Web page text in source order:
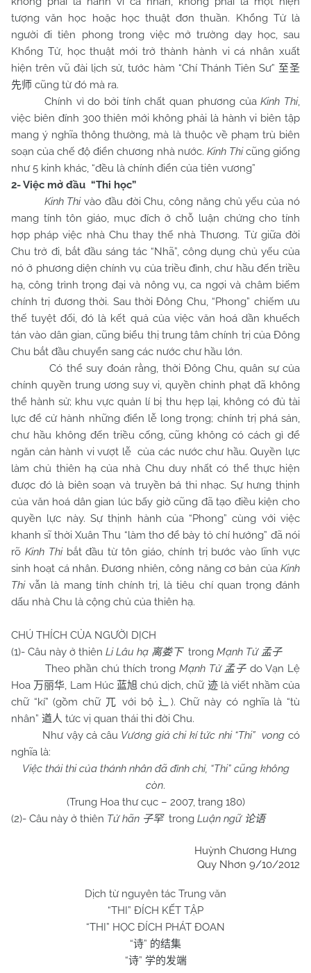
tượng văn học hoặc học thuật đơn thuần. Khổng Tử là
người đi tiên phong trong việc mở trường dạy học, sau
Khổng Tử, học thuật mới trở thành hành vi cá nhân xuất
hiện trên vũ đài lịch sử, tước hàm “Chí Thánh Tiên Sư” 至圣
先师 cũng từ đó mà ra.
Chính vì do bởi tính chất quan phương củaKinh Thi,
việc biên đính 300 thiên mới không phải là hành vi biên tập
mang ý nghĩa thông thường, mà là thuộc về phạm trù biên
soạn của chế độ điển chương nhà nước. Kinh Thicũng giống
như 5 kinh khác, “đều là chính điển của tiên vương”
2- Việc mở đầu “Thi học”
Kinh Thivào đầu đời Chu, công năng chủ yếu của nó
mang tính tôn giáo, mục đích ở chỗ luận chứng cho tính
hợp pháp việc nhà Chu thay thế nhà Thương. Từ giữa đời
Chu trở đi, bắt đầu sáng tác “Nhã”, công dụng chủ yếu của
nó ở phương diện chính vụ của triều đình, chư hầu đến triều
hạ, công trình trọng đại và nông vụ, ca ngợi và châm biếm
chính trị đương thời. Sau thời Đông Chu, “Phong” chiếm ưu
thế tuyệt đối, đó là kết quả của việc văn hoá dần khuếch
tán vào dân gian, cũng biểu thị trung tâm chính trị của Đông
Chu bắt đầu chuyển sang các nước chư hầu lớn.
Có thể suy đoán rằng, thời Đông Chu, quân sự của
chính quyền trung ương suy vi, quyền chinh phạt đã không
thể hành sử; khu vực quản lí bị thu hẹp lại, không có đủ tài
lực để cử hành những điển lễ long trọng; chính trị phá sản,
chư hầu không đến triều cống, cũng không có cách gì để
ngăn cản hành vi vượt lễ của các nước chư hầu. Quyền lực
làm chủ thiên hạ của nhà Chu duy nhất có thể thực hiện
được đó là biên soạn và truyền bá thi nhạc. Sự hưng thịnh
của văn hoá dân gian lúc bấy giờ cũng đã tạo điều kiện cho
quyền lực này. Sự thịnh hành của “Phong” cùng với việc
khanh sĩ thời Xuân Thu “làm thơ để bày tỏ chí hướng” đã nói
rõ Kinh Thibắt đầu từ tôn giáo, chính trị bước vào lĩnh vực
sinh hoạt cá nhân. Đương nhiên, công năng cơ bản của Kinh
Thivẫn là mang tính chính trị, là tiêu chí quan trọng đánh
dấu nhà Chu là cộng chủ của thiên hạ.
CHÚ THÍCH CỦA NGƯỜI DỊCH
(1)- Câu này ở thiên Li Lâu hạ 离娄下trong Mạnh Tử 孟子
Theo phần chú thích trong Mạnh Tử 孟子 do Vạn Lệ
Hoa 万丽华, Lam Húc 蓝旭 chú dịch, chữ 迹là viết nhầm của
chữ “kí” (gồm chữ 兀 với bộ 辶 ). Chữ này có nghĩa là “tù
nhân” 遒人 tức vị quan thái thi đời Chu.
Như vậy cả câu Vương giả chi kí tức nhi “Thi” vong có
nghĩa là:
Việc thái thi của thánh nhân đã đình chỉ, “Thi” cũng không
còn.
(Trung Hoa thư cục – 2007, trang 180)
(2)- Câu này ở thiên Tử hãn 子罕trong Luận ngữ 论语
Huỳnh Chương Hưng
Quy Nhơn 9/10/2012
Dịch từ nguyên tác Trung văn
“THI” ĐÍCH KẾT TẬP
“THI” HỌC ĐÍCH PHÁT ĐOAN
“诗” 的结集
“诗” 学的发端